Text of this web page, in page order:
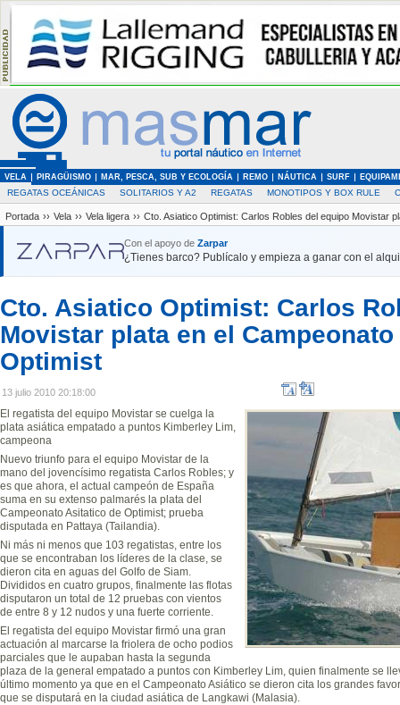
VELA PIRAGÜISMO MAR, PESCA, SUB Y ECOLOGÍA REMO NÁUTICA SURF
REGATAS OCEÁNICAS SOLITARIOS Y A2 REGATAS MONOTIPOS Y BOX RULE
Portada ›› Vela ›› Vela ligera ›› Cto. Asiatico Optimist: Carlos Robles del equipo Movistar
Con el apoyo de Zarpar
¿Tienes barco? Publícalo y empieza a ganar con el
Cto. Asiatico Optimist: Carlos
Movistar plata en el
Optimist
13 julio 2010 20:18:00
El regatista del equipo Movistar se cuelga la
plata asiática empatado a puntos Kimberley Lim,
campeona
Nuevo triunfo para el equipo Movistar de la
mano del jovencísimo regatista Carlos Robles; y
es que ahora, el actual campeón de España
suma en su extenso palmarés la plata del
Campeonato Asitatico de Optimist; prueba
disputada en Pattaya (Tailandia).
Ni más ni menos que 103 regatistas, entre los
que se encontraban los líderes de la clase, se
dieron cita en aguas del Golfo de Siam.
Divididos en cuatro grupos, finalmente las flotas
disputaron un total de 12 pruebas con vientos
de entre 8 y 12 nudos y una fuerte corriente.
El regatista del equipo Movistar firmó una gran
actuación al marcarse la friolera de ocho podios
parciales que le aupaban hasta la segunda
plaza de la general empatado a puntos con Kimberley Lim, quien finalmente se
último momento ya que en el Campeonato Asiático se dieron cita los grandes
que se disputará en la ciudad asiática de Langkawi (Malasia).